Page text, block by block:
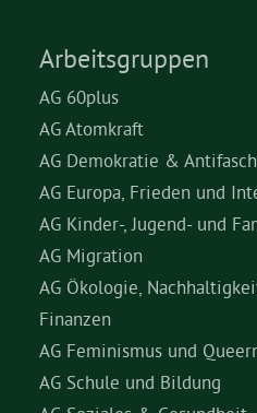
Arbeitsgruppen
AG 60plus
AG Atomkraft
AG Demokratie &
AG Europa, Frieden und
AG Kinder-, Jugend- und
AG Migration
AG Ökologie,
Finanzen
AG Feminismus und
AG Schule und Bildung